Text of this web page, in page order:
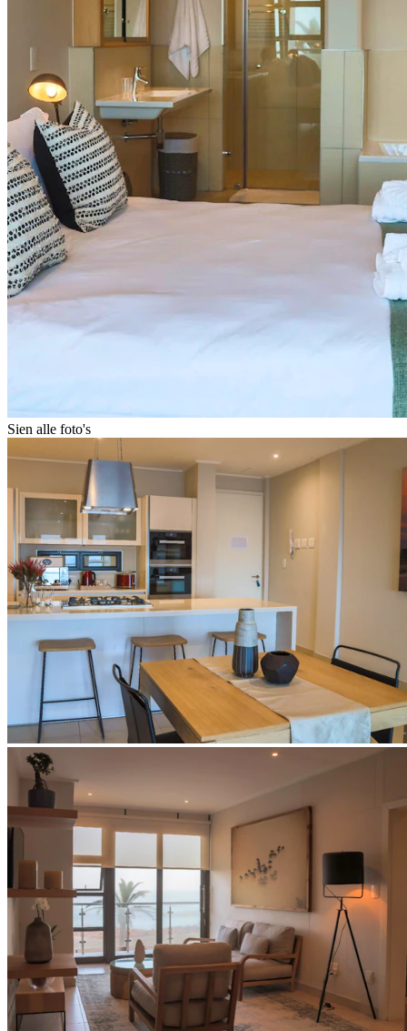
Sien alle foto's